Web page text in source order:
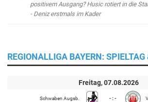
positivem Ausgang? Husic rotiert in die
- Deniz erstmals im Kader
REGIONALLIGA BAYERN: SPIELTAG
Freitag, 07.08.2026
Schwaben Augsb. - : -